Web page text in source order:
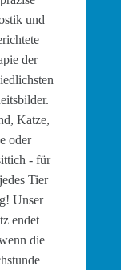
und
der
Katze,
oder
- für
Tier
Unser
endet
die